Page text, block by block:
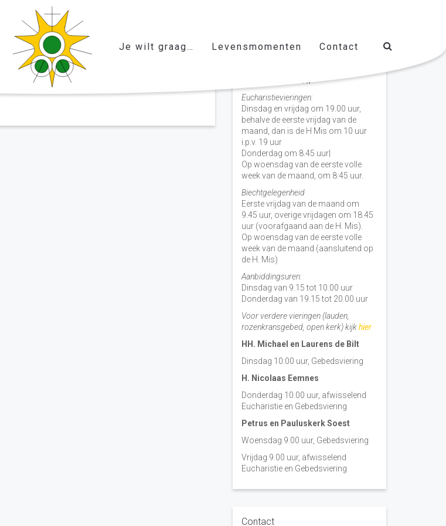
Je wilt graag… Levensmomenten Contact
Vieringen door de week
H. Nicolaas Baarn
Eucharistievieringen:
Dinsdag en vrijdag om 19.00 uur,
behalve de eerste vrijdag van de
maand, dan is de H Mis om 10 uur
i.p.v. 19 uur
Donderdag om 8.45 uur|
Op woensdag van de eerste volle
week van de maand, om 8:45 uur.
Biechtgelegenheid
Eerste vrijdag van de maand om
9.45 uur, overige vrijdagen om 18.45
uur (voorafgaand aan de H. Mis).
Op woensdag van de eerste volle
week van de maand (aansluitend op
de H. Mis)
Aanbiddingsuren:
Dinsdag van 9.15 tot 10.00 uur
Donderdag van 19.15 tot 20.00 uur
Voor verdere vieringen (lauden,
rozenkransgebed, open kerk) kijkhier
HH. Michael en Laurens de Bilt
Dinsdag 10:00 uur, Gebedsviering
H. Nicolaas Eemnes
Donderdag 10.00 uur, afwisselend
Eucharistie en Gebedsviering
Petrus en Pauluskerk Soest
Woensdag 9.00 uur, Gebedsviering
Vrijdag 9.00 uur, afwisselend
Eucharistie en Gebedsviering
Contact